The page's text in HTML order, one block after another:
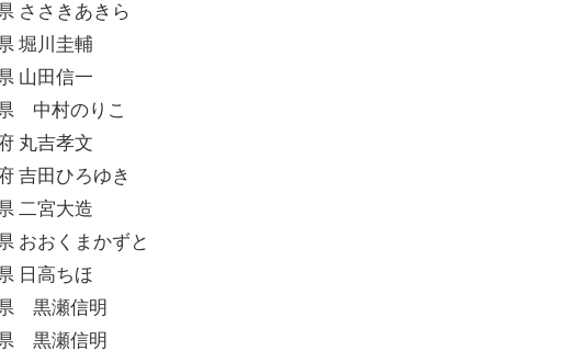
ささきあきら
堀川圭輔
山田信一
中村のりこ
丸吉孝文
吉田ひろゆき
二宮大造
おおくまかずと
日高ちほ
黒瀬信明
黒瀬信明